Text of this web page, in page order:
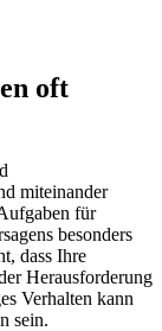
oft
miteinander
für
besonders
dass Ihre
Herausforderung
Verhalten kann
sein.